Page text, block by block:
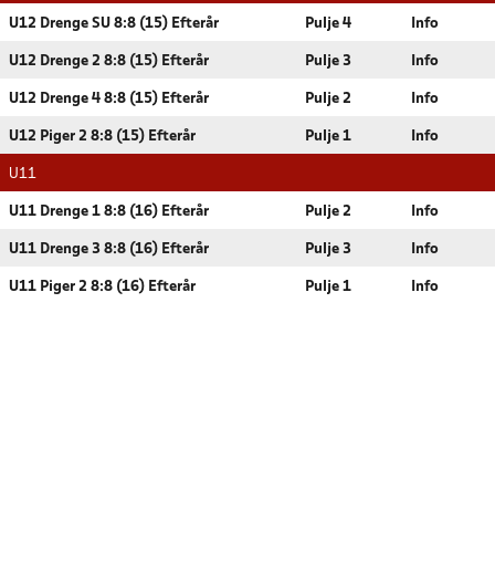
U12 Drenge SU 8:8 (15) Efterår Pulje 4 Info
U12 Drenge 2 8:8 (15) Efterår Pulje 3 Info
U12 Drenge 4 8:8 (15) Efterår Pulje 2 Info
U12 Piger 2 8:8 (15) Efterår Pulje 1 Info
U11
U11 Drenge 1 8:8 (16) Efterår Pulje 2 Info
U11 Drenge 3 8:8 (16) Efterår Pulje 3 Info
U11 Piger 2 8:8 (16) Efterår Pulje 1 Info